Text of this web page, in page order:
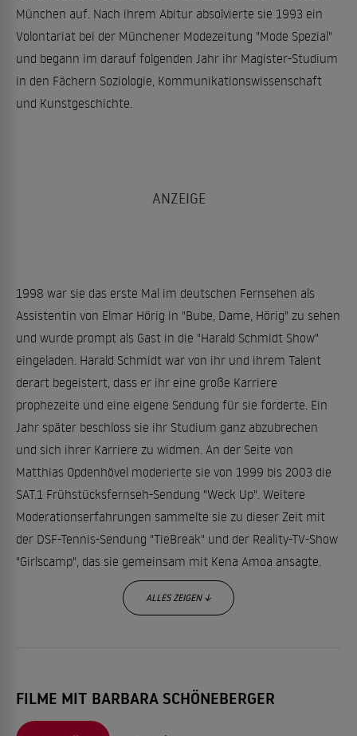
München auf. Nach ihrem Abitur absolvierte sie 1993 ein
Volontariat bei der Münchener Modezeitung "Mode Spezial"
und begann im darauf folgenden Jahr ihr Magister-Studium
in den Fächern Soziologie, Kommunikationswissenschaft
und Kunstgeschichte.
1998 war sie das erste Mal im deutschen Fernsehen als
Assistentin von Elmar Hörig in "Bube, Dame, Hörig" zu sehen
und wurde prompt als Gast in die "Harald Schmidt Show"
eingeladen. Harald Schmidt war von ihr und ihrem Talent
derart begeistert, dass er ihr eine große Karriere
prophezeite und eine eigene Sendung für sie forderte. Ein
Jahr später beschloss sie ihr Studium ganz abzubrechen
und sich ihrer Karriere zu widmen. An der Seite von
Matthias Opdenhövel moderierte sie von 1999 bis 2003 die
SAT.1 Frühstücksfernseh-Sendung "Weck Up". Weitere
Moderationserfahrungen sammelte sie zu dieser Zeit mit
der DSF-Tennis-Sendung "TieBreak" und der Reality-TV-Show
"Girlscamp", das sie gemeinsam mit Kena Amoa ansagte.
ALLES ZEIGEN ↓
Schauspielerin in einer kleinen Nebenrolle aus. Seither wirkt
sie immer wieder - vorzugsweise in Kinderfilmen - mit und
FILME MIT BARBARA SCHÖNEBERGER